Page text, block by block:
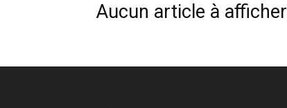
Aucun article à afficher